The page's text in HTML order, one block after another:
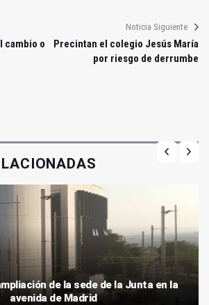
cambio o
Noticia Siguiente
Precintan el colegio Jesús María
por riesgo de derrumbe
de la sede de la Junta en la
avenida de Madrid